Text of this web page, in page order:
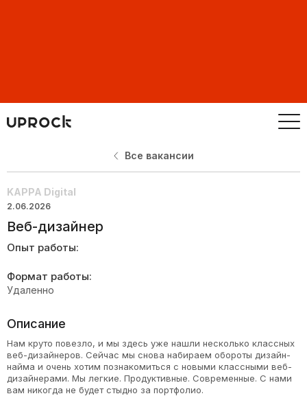
Все вакансии
KAPPA Digital
2.06.2026
Веб-дизайнер
Опыт работы:
Формат работы:
Удаленно
Описание
Нам круто повезло, и мы здесь уже нашли несколько классных
веб-дизайнеров. Сейчас мы снова набираем обороты дизайн-
найма и очень хотим познакомиться с новыми классными веб-
дизайнерами. Мы легкие. Продуктивные. Современные. С нами
вам никогда не будет стыдно за портфолио.